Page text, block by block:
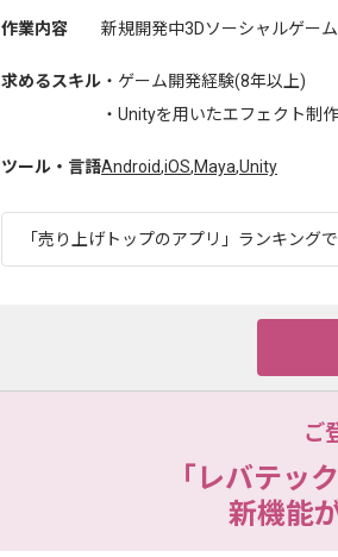
作業内容 新規開発中3Dソーシャルゲー
求めるスキル ・ゲーム開発経験(8年以上)
・Unityを用いたエフェクト制
ツール・言語Android,iOS,Maya,Unity
「売り上げトップのアプリ」ランキング
ご
「レバテッ
新機能